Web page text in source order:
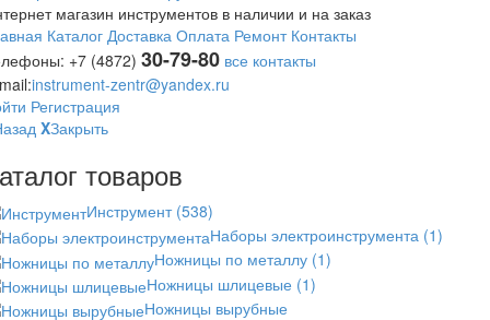
магазин инструментов в наличии и на заказ
Каталог Доставка Оплата Ремонт Контакты
+7 (4872) 30-79-80 все контакты
instrument-zentr@yandex.ru
Регистрация
XЗакрыть
товаров
Инструмент (538)
Наборы электроинструмента (1)
Ножницы по металлу (1)
Ножницы шлицевые (1)
Ножницы вырубные